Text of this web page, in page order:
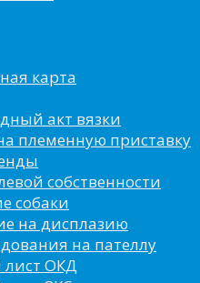
карта
акт вязки
племенную приставку
собственности
собаки
на дисплазию
на пателлу
ОКД